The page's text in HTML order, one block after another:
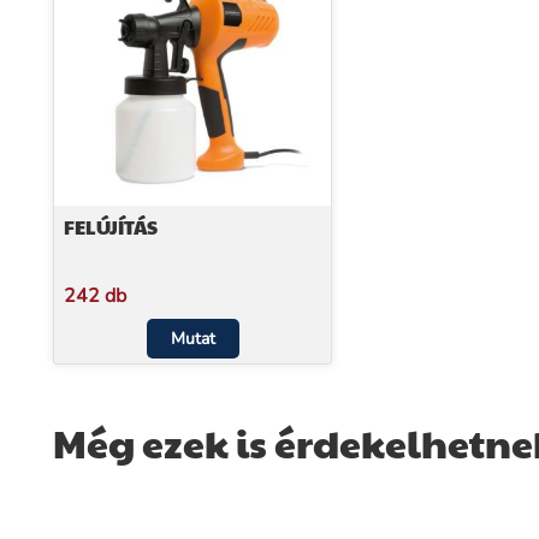
FELÚJÍTÁS
242 db
Mutat
Még ezek is